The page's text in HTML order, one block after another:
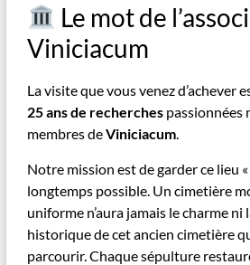
Le mot de
Viniciacum
La visite que vous venez d’achever
25 ans de recherchespassionnées
membres deViniciacum.
Notre mission est de garder ce lieu
longtemps possible. Un cimetière
uniforme n’aura jamais le charme
historique de cet ancien cimetière
parcourir. Chaque sépulture